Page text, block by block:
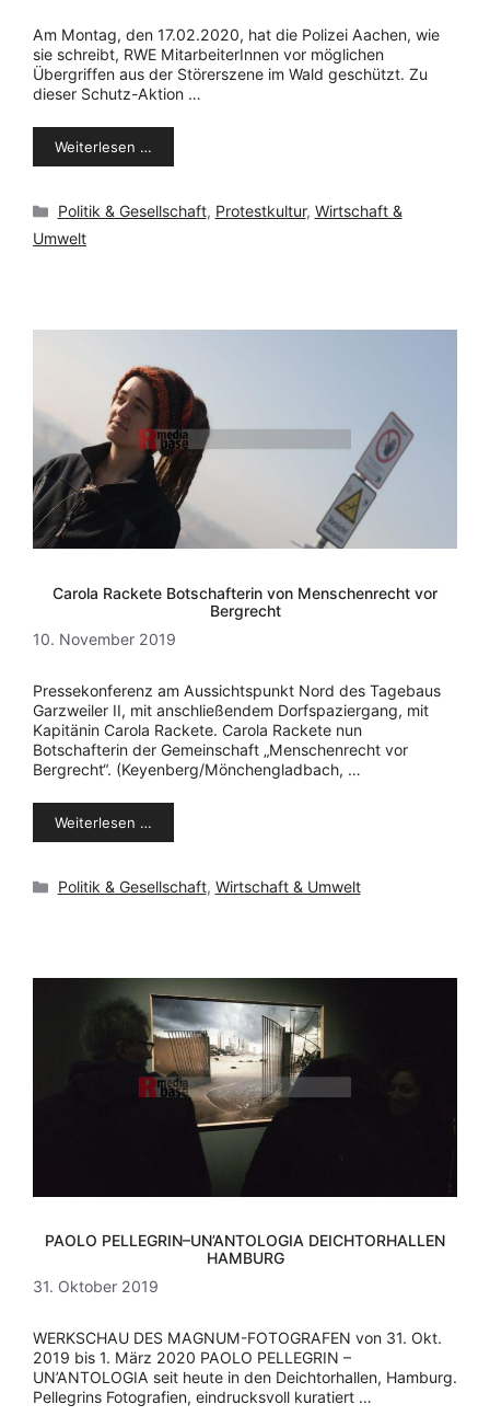
Am Montag, den 17.02.2020, hat die Polizei Aachen, wie
sie schreibt, RWE MitarbeiterInnen vor möglichen
Übergriffen aus der Störerszene im Wald geschützt. Zu
dieser Schutz-Aktion …
Weiterlesen …
Kategorien
Politik & Gesellschaft, Protestkultur, Wirtschaft &
Umwelt
Carola Rackete Botschafterin von Menschenrecht vor
Bergrecht
10. November 2019
Pressekonferenz am Aussichtspunkt Nord des Tagebaus
Garzweiler II, mit anschließendem Dorfspaziergang, mit
Kapitänin Carola Rackete. Carola Rackete nun
Botschafterin der Gemeinschaft „Menschenrecht vor
Bergrecht“. (Keyenberg/Mönchengladbach, …
Weiterlesen …
Kategorien
Politik & Gesellschaft, Wirtschaft & Umwelt
PAOLO PELLEGRIN–UN’ANTOLOGIA DEICHTORHALLEN
HAMBURG
31. Oktober 2019
WERKSCHAU DES MAGNUM-FOTOGRAFEN von 31. Okt.
2019 bis 1. März 2020 PAOLO PELLEGRIN –
UN’ANTOLOGIA seit heute in den Deichtorhallen, Hamburg.
Pellegrins Fotografien, eindrucksvoll kuratiert …